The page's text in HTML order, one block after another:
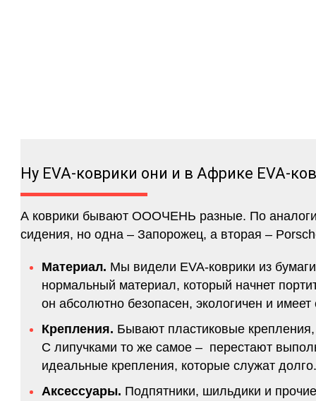
Ну EVA-коврики они и в Африке EVA-
А коврики бывают ОООЧЕНЬ разные. По
сидения, но одна – Запорожец, а вторая –
Материал. Мы видели EVA-коврики из
нормальный материал, который начнет
он абсолютно безопасен, экологичен и
Крепления. Бывают пластиковые
С липучками то же самое – перестают
идеальные крепления, которые служат
Аксессуары. Подпятники, шильдики и